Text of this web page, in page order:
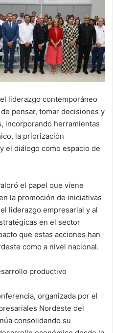
liderazgo contemporáneo
pensar, tomar decisiones y
incorporando herramientas
la priorización
el diálogo como espacio de
el papel que viene
la promoción de iniciativas
liderazgo empresarial y al
en el sector
que estas acciones han
como a nivel nacional.
productivo
organizada por el
Nordeste del
consolidando su